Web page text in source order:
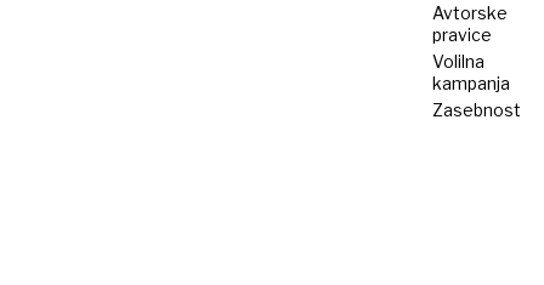
Avtorske
pravice
Volilna
kampanja
Zasebnost